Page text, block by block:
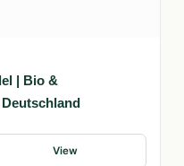
| Bio &
View